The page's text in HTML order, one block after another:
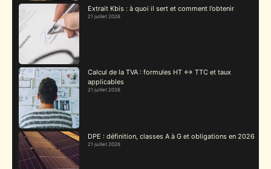
Extrait Kbis : à quoi il sert et comment l’obtenir
21 juillet 2026
Calcul de la TVA : formules HT ↔ TTC et taux
applicables
21 juillet 2026
DPE : définition, classes A à G et obligations en 2026
21 juillet 2026